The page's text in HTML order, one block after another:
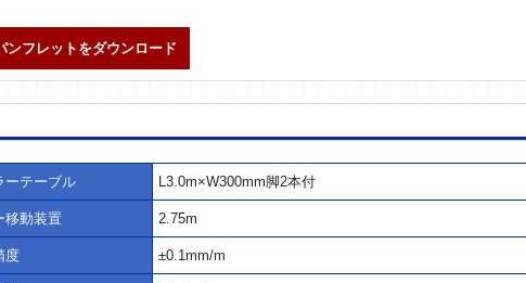
ンフレットをダウンロード
ーテーブル L3.0m×W300mm脚2本付
移動装置 2.75m
度 ±0.1mm/m